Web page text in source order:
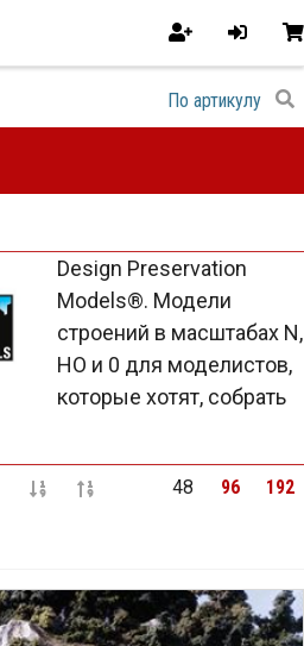
Design Preservation
Models®. Модели
строений в масштабах N,
HO и 0 для моделистов,
которые хотят, собрать
48 96 192